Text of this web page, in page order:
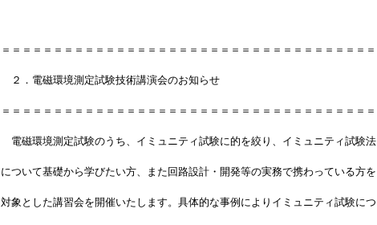
＝＝＝＝＝＝＝＝＝＝＝＝＝＝＝＝＝＝＝＝＝＝＝＝＝＝＝＝＝＝＝＝＝＝＝＝
２．電磁環境測定試験技術講演会のお知らせ
＝＝＝＝＝＝＝＝＝＝＝＝＝＝＝＝＝＝＝＝＝＝＝＝＝＝＝＝＝＝＝＝＝＝＝＝
電磁環境測定試験のうち、イミュニティ試験に的を絞り、イミュニティ試験法
について基礎から学びたい方、また回路設計・開発等の実務で携わっている方を
対象とした講習会を開催いたします。具体的な事例によりイミュニティ試験につ